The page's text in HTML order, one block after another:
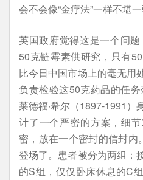
会不会像“金疗法”一样不堪一
英国政府觉得这是一个问
50克链霉素供研究，只有
比今日中国市场上的毫无用
负责检验这50克药品的任
莱德福·希尔（1897-1991）
计了一个严密的方案，细
密，放在一个密封的信封内
登场了。患者被分为两组：
的S组，仅仅卧床休息的C